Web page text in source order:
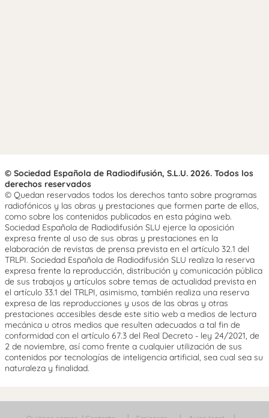
© Sociedad Española de Radiodifusión, S.L.U. 2026. Todos los
derechos reservados
© Quedan reservados todos los derechos tanto sobre programas
radiofónicos y las obras y prestaciones que formen parte de ellos,
como sobre los contenidos publicados en esta página web.
Sociedad Española de Radiodifusión SLU ejerce la oposición
expresa frente al uso de sus obras y prestaciones en la
elaboración de revistas de prensa prevista en el artículo 32.1 del
TRLPI. Sociedad Española de Radiodifusión SLU realiza la reserva
expresa frente la reproducción, distribución y comunicación pública
de sus trabajos y artículos sobre temas de actualidad prevista en
el artículo 33.1 del TRLPI, asimismo, también realiza una reserva
expresa de las reproducciones y usos de las obras y otras
prestaciones accesibles desde este sitio web a medios de lectura
mecánica u otros medios que resulten adecuados a tal fin de
conformidad con el artículo 67.3 del Real Decreto - ley 24/2021, de
2 de noviembre, así como frente a cualquier utilización de sus
contenidos por tecnologías de inteligencia artificial, sea cual sea su
naturaleza y finalidad.